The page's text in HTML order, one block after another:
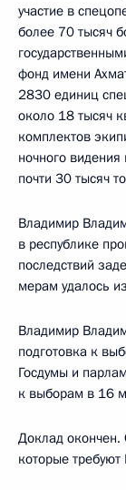
участие в
более 70 тысяч
фонд имени
2830 единиц
около 18 тысяч
комплектов
ночного
почти 30 тысяч
Владимир
в республике
последствий
мерам удалось
Владимир
подготовка к
Госдумы и
к выборам в 16
Доклад окончен.
которые